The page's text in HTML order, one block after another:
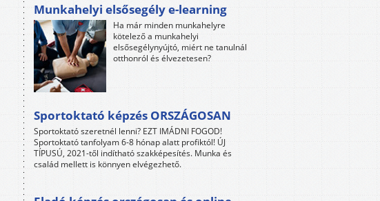
Munkahelyi elsősegély e-learning
Ha már minden munkahelyre
kötelező a munkahelyi
elsősegélynyújtó, miért ne tanulnál
otthonról és élvezetesen?
Sportoktató képzés ORSZÁGOSAN
Sportoktató szeretnél lenni? EZT IMÁDNI FOGOD!
Sportoktató tanfolyam 6-8 hónap alatt profiktól! ÚJ
TÍPUSÚ, 2021-től indítható szakképesítés. Munka és
család mellett is könnyen elvégezhető.